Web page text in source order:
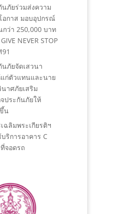
นภัยร่วมส่งความ
อกาส มอบอุปกรณ์
กว่า 250,000 บาท
NEVER STOP
นภัยจัดเสวนา
ก่ตัวแทนและนาย
าศภัยเสริม
ประกันภัยให้
น
ฉลิมพระเกียรติฯ
ริการอาคาร C
จอดรถ